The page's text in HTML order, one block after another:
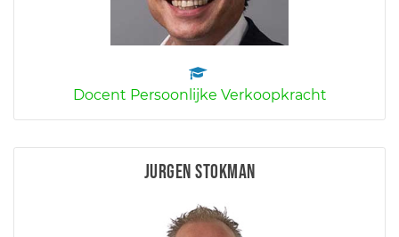
Docent Persoonlijke Verkoopkracht
Jurgen Stokman